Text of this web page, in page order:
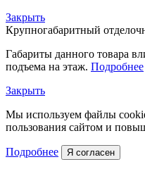
Закрыть
Крупногабаритный
Габариты данного товара
подъема на этаж. Подробнее
Закрыть
Мы используем файлы
пользования сайтом и
Подробнее Я согласен